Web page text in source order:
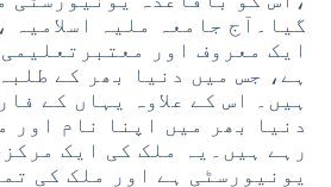
گیا۔آج جامعہ ملیہ اسلامیہ
ایک معروف اور
ہے، جس میں دنیا بھر کے
ہیں۔ اس کے علاوہ یہاں کے
دنیا بھر میں اپنا نام اور
رہے ہیں۔یہ ملک کی ایک
یونیورسٹی ہے اور ملک کی